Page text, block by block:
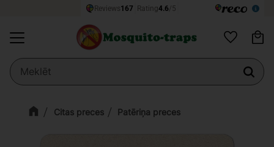
Vēlmju
Citas preces Patēriņa preces